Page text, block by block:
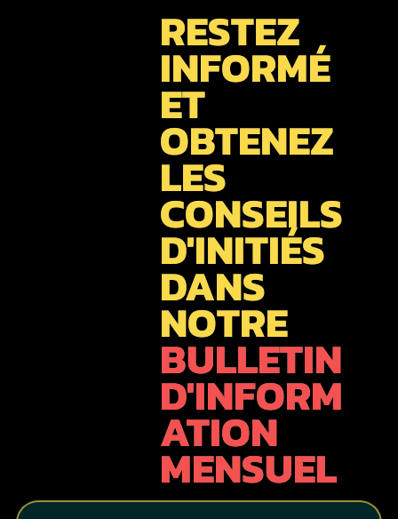
RESTEZ
INFORMÉ
ET
OBTENEZ
LES
CONSEILS
D'INITIÉS
DANS
NOTRE
BULLETIN
D'INFORM
ATION
MENSUEL